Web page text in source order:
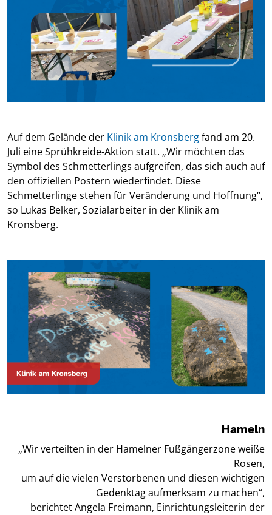
Auf dem Gelände der Klinik am Kronsbergfand am 20.
Juli eine Sprühkreide-Aktion statt. „Wir möchten das
Symbol des Schmetterlings aufgreifen, das sich auch auf
den offiziellen Postern wiederfindet. Diese
Schmetterlinge stehen für Veränderung und Hoffnung“,
so Lukas Belker, Sozialarbeiter in der Klinik am
Kronsberg.
Hameln
„Wir verteilten in der Hamelner Fußgängerzone weiße
Rosen,
um auf die vielen Verstorbenen und diesen wichtigen
Gedenktag aufmerksam zu machen“,
berichtet Angela Freimann, Einrichtungsleiterin der